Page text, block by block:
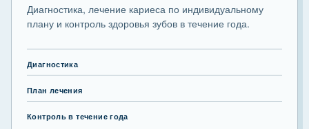
Диагностика, лечение кариеса по индивидуальному
плану и контроль здоровья зубов в течение года.
Диагностика
План лечения
Контроль в течение года